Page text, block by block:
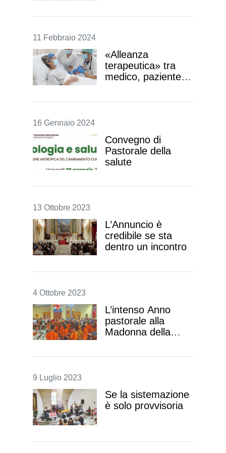
valorizza l’8xMille
11 Febbraio 2024
«Alleanza
terapeutica» tra
medico, paziente e
16 Gennaio 2024
Convegno di
Pastorale della
salute
13 Ottobre 2023
L’Annuncio è
credibile se sta
dentro un incontro
4 Ottobre 2023
L’intenso Anno
pastorale alla
Madonna della
9 Luglio 2023
Se la sistemazione
è solo provvisoria